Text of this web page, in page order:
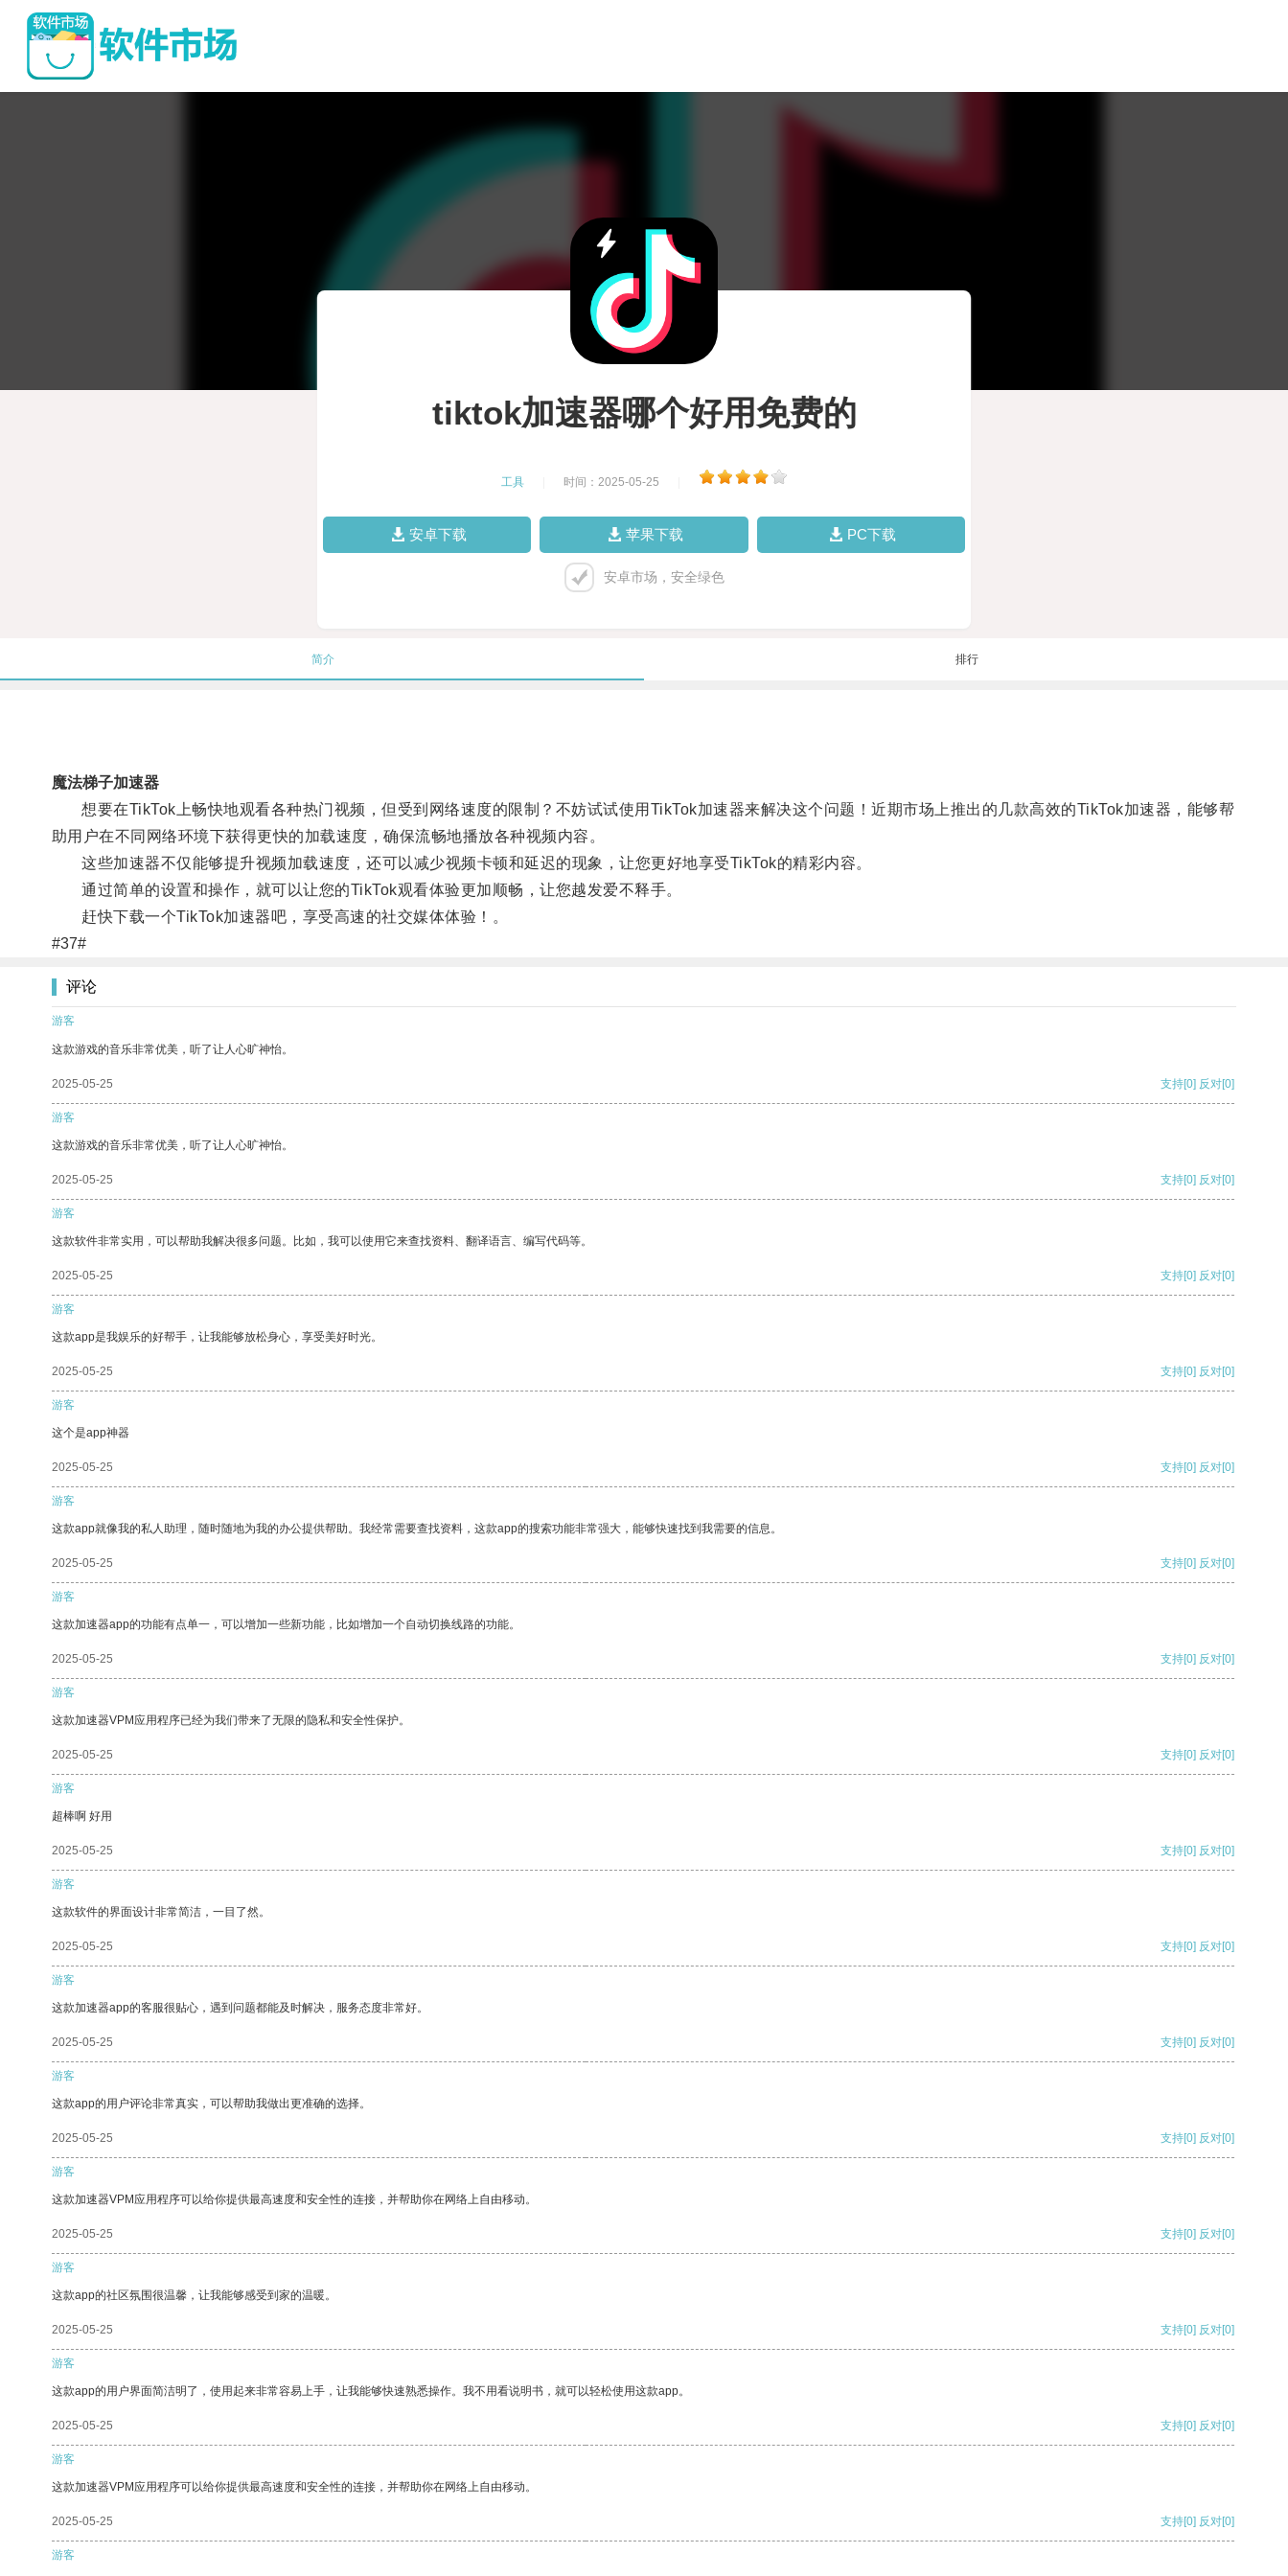
tiktok加速器哪个好用免费的
工具 时间：2025-05-25
安卓下载 苹果下载 PC下载
安卓市场，安全绿色
简介 排行
魔法梯子加速器
想要在TikTok上畅快地观看各种热门视频，但受到网络速度的限制？不妨试试使用TikTok加速器来解决这个问题！近期市场上推出的几款高效的TikTok加速器，能够帮
助用户在不同网络环境下获得更快的加载速度，确保流畅地播放各种视频内容。
这些加速器不仅能够提升视频加载速度，还可以减少视频卡顿和延迟的现象，让您更好地享受TikTok的精彩内容。
通过简单的设置和操作，就可以让您的TikTok观看体验更加顺畅，让您越发爱不释手。
赶快下载一个TikTok加速器吧，享受高速的社交媒体体验！。
#37#
评论
游客
这款游戏的音乐非常优美，听了让人心旷神怡。
2025-05-25 支持[0] 反对[0]
游客
这款游戏的音乐非常优美，听了让人心旷神怡。
2025-05-25 支持[0] 反对[0]
游客
这款软件非常实用，可以帮助我解决很多问题。比如，我可以使用它来查找资料、翻译语言、编写代码等。
2025-05-25 支持[0] 反对[0]
游客
这款app是我娱乐的好帮手，让我能够放松身心，享受美好时光。
2025-05-25 支持[0] 反对[0]
游客
这个是app神器
2025-05-25 支持[0] 反对[0]
游客
这款app就像我的私人助理，随时随地为我的办公提供帮助。我经常需要查找资料，这款app的搜索功能非常强大，能够快速找到我需要的信息。
2025-05-25 支持[0] 反对[0]
游客
这款加速器app的功能有点单一，可以增加一些新功能，比如增加一个自动切换线路的功能。
2025-05-25 支持[0] 反对[0]
游客
这款加速器VPM应用程序已经为我们带来了无限的隐私和安全性保护。
2025-05-25 支持[0] 反对[0]
游客
超棒啊 好用
2025-05-25 支持[0] 反对[0]
游客
这款软件的界面设计非常简洁，一目了然。
2025-05-25 支持[0] 反对[0]
游客
这款加速器app的客服很贴心，遇到问题都能及时解决，服务态度非常好。
2025-05-25 支持[0] 反对[0]
游客
这款app的用户评论非常真实，可以帮助我做出更准确的选择。
2025-05-25 支持[0] 反对[0]
游客
这款加速器VPM应用程序可以给你提供最高速度和安全性的连接，并帮助你在网络上自由移动。
2025-05-25 支持[0] 反对[0]
游客
这款app的社区氛围很温馨，让我能够感受到家的温暖。
2025-05-25 支持[0] 反对[0]
游客
这款app的用户界面简洁明了，使用起来非常容易上手，让我能够快速熟悉操作。我不用看说明书，就可以轻松使用这款app。
2025-05-25 支持[0] 反对[0]
游客
这款加速器VPM应用程序可以给你提供最高速度和安全性的连接，并帮助你在网络上自由移动。
2025-05-25 支持[0] 反对[0]
游客